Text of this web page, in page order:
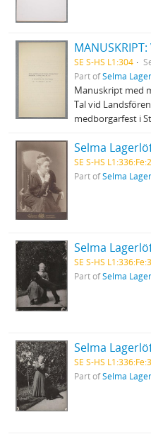
SE S-HS L1:304
Part ofSelma
Manuskript med
Tal vid
medborgarfest i
SE S-HS
Part ofSelma
SE S-HS
Part ofSelma
SE S-HS
Part ofSelma